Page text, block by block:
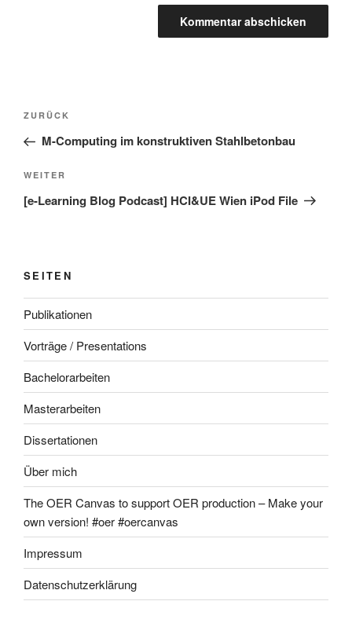
Beitragsnavigation
Vorheriger
Beitrag
ZURÜCK
M-Computing im konstruktiven Stahlbetonbau
Nächster
Beitrag
WEITER
[e-Learning Blog Podcast] HCI&UE Wien iPod File
SEITEN
Publikationen
Vorträge / Presentations
Bachelorarbeiten
Masterarbeiten
Dissertationen
Über mich
The OER Canvas to support OER production – Make your
own version! #oer #oercanvas
Impressum
Datenschutzerklärung